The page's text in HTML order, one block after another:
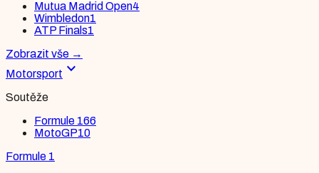
Mutua Madrid Open4
Wimbledon1
ATP Finals1
Zobrazit vše →
Motorsport expand_more
Soutěže
Formule 166
MotoGP10
Formule 1